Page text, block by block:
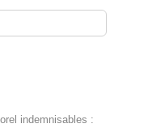
indemnisables :